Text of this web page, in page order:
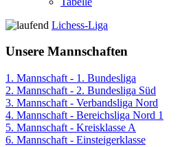
Lichess-Liga
Unsere Mannschaften
1. Mannschaft - 1. Bundesliga
2. Mannschaft - 2. Bundesliga Süd
3. Mannschaft - Verbandsliga Nord
4. Mannschaft - Bereichsliga Nord 1
5. Mannschaft - Kreisklasse A
6. Mannschaft - Einsteigerklasse